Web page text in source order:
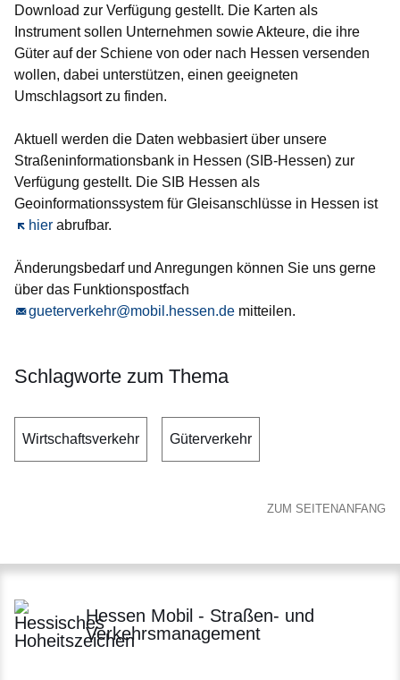
Download zur Verfügung gestellt. Die Karten als
Instrument sollen Unternehmen sowie Akteure, die ihre
Güter auf der Schiene von oder nach Hessen versenden
wollen, dabei unterstützen, einen geeigneten
Umschlagsort zu finden.
Aktuell werden die Daten webbasiert über unsere
Straßeninformationsbank in Hessen (SIB-Hessen) zur
Verfügung gestellt. Die SIB Hessen als
Geoinformationssystem für Gleisanschlüsse in Hessen ist
hier
Öffnet sich in einem neuen Fenster
abrufbar.
Änderungsbedarf und Anregungen können Sie uns gerne
über das Funktionspostfach
gueterverkehr@mobil.hessen.de mitteilen.
Schlagworte zum Thema
Wirtschaftsverkehr Güterverkehr
ZUM SEITENANFANG
Hessen Mobil - Straßen- und
Verkehrsmanagement